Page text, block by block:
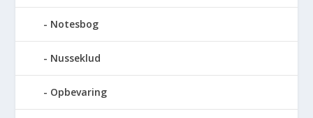
Notesbog
Nusseklud
Opbevaring